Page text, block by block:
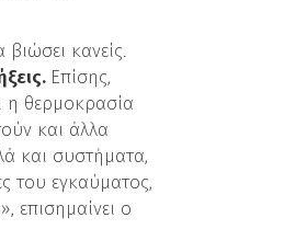
κανείς.
Επίσης,
η θερμοκρασία
και άλλα
και συστήματα,
του εγκαύματος,
επισημαίνει ο